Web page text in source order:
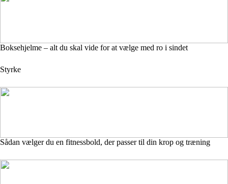
Boksehjelme – alt du skal vide for at vælge med ro i sindet
Styrke
Sådan vælger du en fitnessbold, der passer til din krop og træning